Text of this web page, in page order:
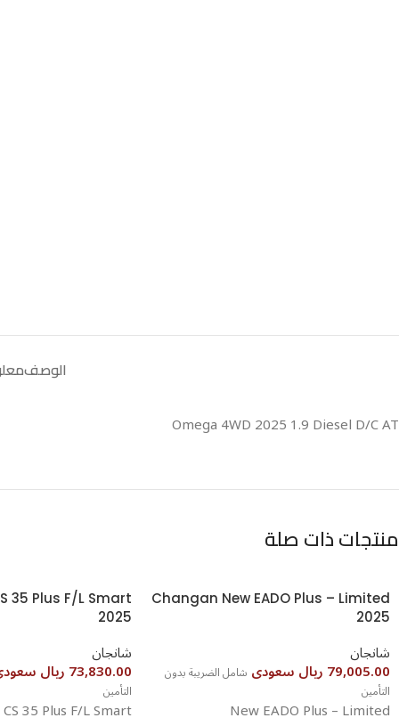
الوصف
Omega 4WD 2025 1.9 Diesel D/C AT
منتجات ذات صلة
2025⁩⁩⁩⁩⁩⁩⁩⁩⁩⁩⁩⁩
شانجان
79,005.00 ريال سعودى
شامل الضريبة بدون
التأمين
New EADO Plus – Limited
2025⁩⁩⁩⁩⁩⁩⁩
شانجان
73,830.00 ريال سعودى
التأمين
CS 35 Plus F/L Smart